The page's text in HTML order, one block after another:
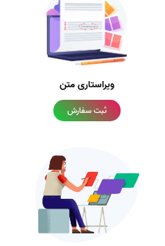
ویراستاری متن
ثبت سفارش